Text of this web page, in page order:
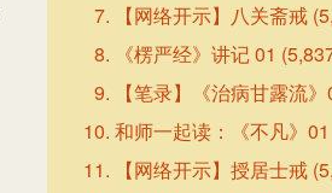
【网络开示】八关斋戒
《楞严经》讲记 01
【笔录】《治病甘露流
和师一起读：《不凡》01
【网络开示】授居士戒